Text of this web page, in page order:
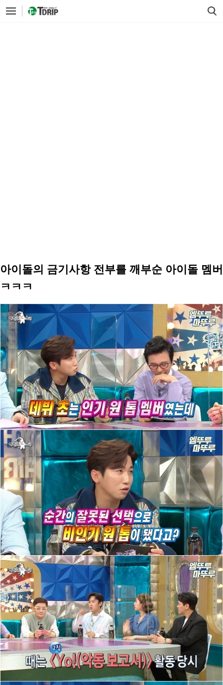
아이돌의 금기사항 전부를 깨부순 아이돌 멤버
ㅋㅋㅋ